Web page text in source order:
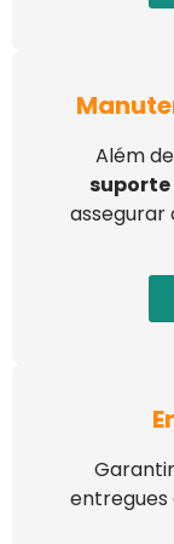
Além
assegurar
entregues